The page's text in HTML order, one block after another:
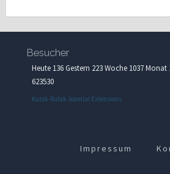
Besucher
Heute 136 Gestern 223 Woche 1037 Monat
623530
Kubik-Rubik Joomla! Extensions
Impressum